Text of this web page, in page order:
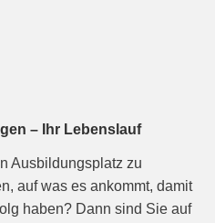
– Ihr Lebenslauf
Ausbildungsplatz zu
auf was es ankommt, damit
haben? Dann sind Sie auf